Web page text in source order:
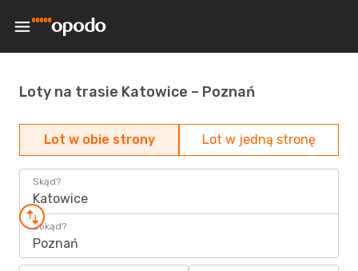
Loty na trasie Katowice – Poznań
Lot w obie strony Lot w jedną stronę
Skąd?
Katowice
Dokąd?
Poznań